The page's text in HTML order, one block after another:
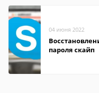
04 июня 2022
пароля скайп